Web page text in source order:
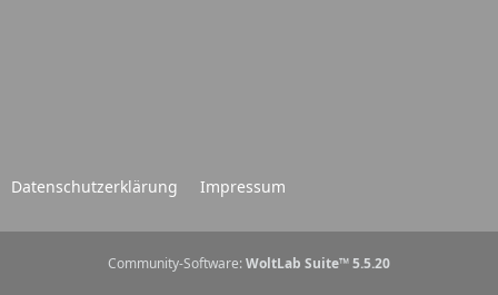
Datenschutzerklärung Impressum
Community-Software: WoltLab Suite™ 5.5.20